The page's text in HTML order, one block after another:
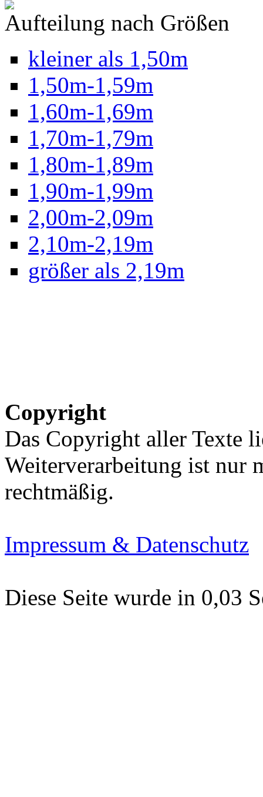
Aufteilung nach Größen
kleiner als 1,50m
1,50m-1,59m
1,60m-1,69m
1,70m-1,79m
1,80m-1,89m
1,90m-1,99m
2,00m-2,09m
2,10m-2,19m
größer als 2,19m
Copyright
Das Copyright aller Texte
Weiterverarbeitung ist nur
rechtmäßig.
Impressum & Datenschutz
Diese Seite wurde in 0,03